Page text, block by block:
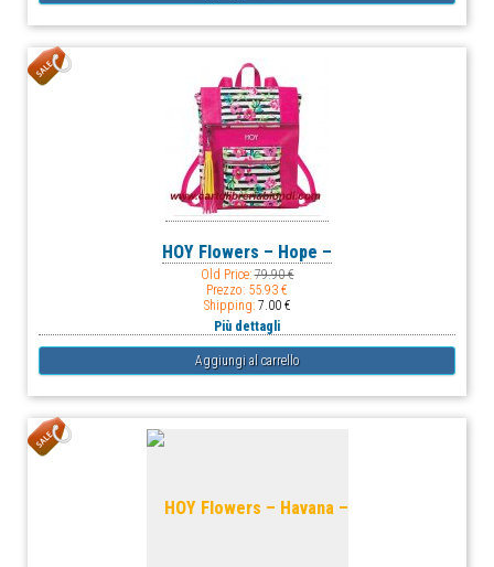
HOY Flowers – Hope –
Old Price:79.90 €
Prezzo: 55.93 €
Shipping: 7.00 €
Più dettagli